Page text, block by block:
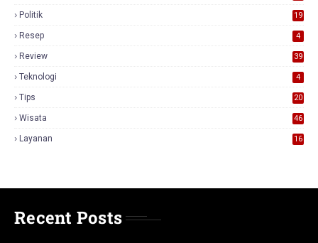
Politik 19
Resep 4
Review
39
Teknologi 4
Tips 20
Wisata 46
Layanan 16
Recent Posts